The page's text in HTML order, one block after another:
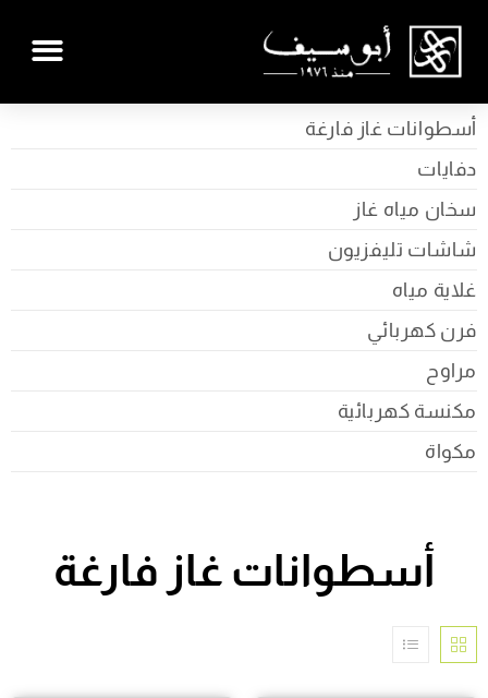
أسطوانات غاز فارغة
دفايات
سخان مياه غاز
شاشات تليفزيون
غلاية مياه
فرن كهربائي
مراوح
مكنسة كهربائية
مكواة
أسطوانات غاز فارغة